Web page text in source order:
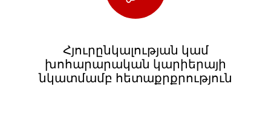
Հյուրընկալության կամ
խոհարարական կարիերայի
նկատմամբ հետաքրքրություն